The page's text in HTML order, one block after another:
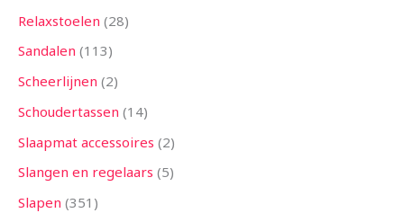
Relaxstoelen 28
Sandalen 113
Scheerlijnen 2
Schoudertassen 14
Slaapmat accessoires 2
Slangen en regelaars 5
Slapen 351